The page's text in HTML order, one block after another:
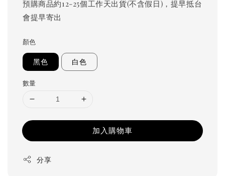
預購商品約12-25個工作天出貨(不含假日)，提早抵台
會提早寄出
顏色
黑色 白色
數量
加入購物車
分享